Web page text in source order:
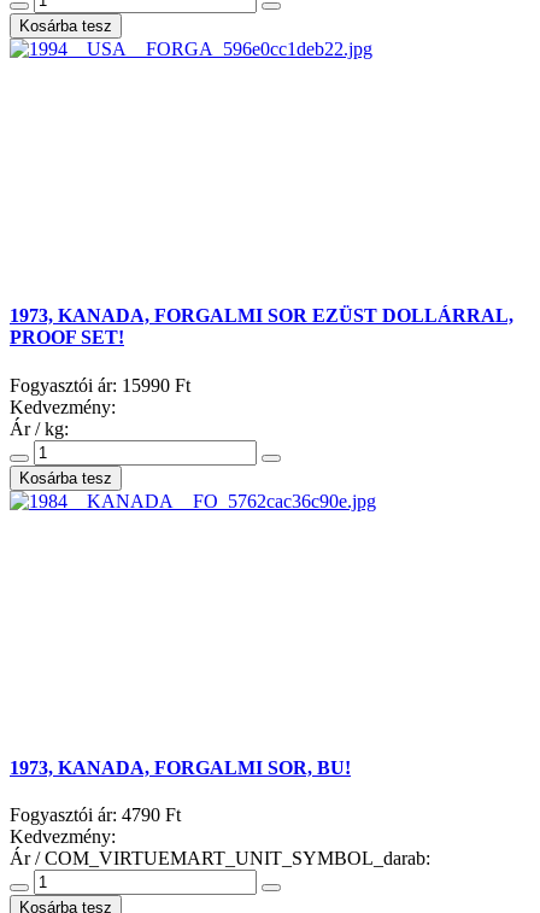
1973, KANADA, FORGALMI SOR EZÜST DOLLÁRRAL,
PROOF SET!
Fogyasztói ár: 15990 Ft
Kedvezmény:
Ár / kg:
1973, KANADA, FORGALMI SOR, BU!
Fogyasztói ár: 4790 Ft
Kedvezmény:
Ár / COM_VIRTUEMART_UNIT_SYMBOL_darab: